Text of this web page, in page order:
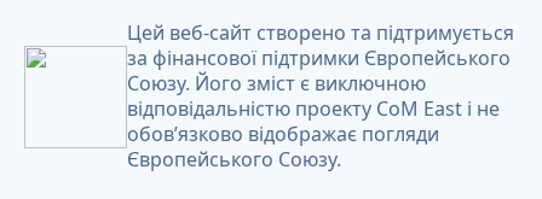
Цей веб-сайт створено та підтримується
за фінансової підтримки Європейського
Союзу. Його зміст є виключною
відповідальністю проекту CoM East і не
обов’язково відображає погляди
Європейського Союзу.